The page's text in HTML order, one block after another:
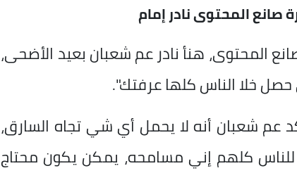
المحتوى نادر إمام
المحتوى، هنأ نادر عم شعبان بعيد الأضحى،
حصل خلا الناس كلها عرفتك".
عم شعبان أنه لا يحمل أي شي تجاه السارق،
للناس كلهم إني مسامحه، يمكن يكون محتاج